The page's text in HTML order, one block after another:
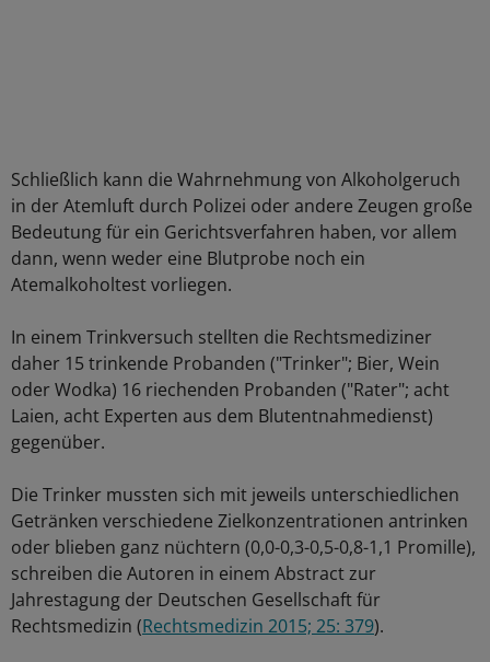
Schließlich kann die Wahrnehmung von Alkoholgeruch
in der Atemluft durch Polizei oder andere Zeugen große
Bedeutung für ein Gerichtsverfahren haben, vor allem
dann, wenn weder eine Blutprobe noch ein
Atemalkoholtest vorliegen.
In einem Trinkversuch stellten die Rechtsmediziner
daher 15 trinkende Probanden ("Trinker"; Bier, Wein
oder Wodka) 16 riechenden Probanden ("Rater"; acht
Laien, acht Experten aus dem Blutentnahmedienst)
gegenüber.
Die Trinker mussten sich mit jeweils unterschiedlichen
Getränken verschiedene Zielkonzentrationen antrinken
oder blieben ganz nüchtern (0,0-0,3-0,5-0,8-1,1 Promille),
schreiben die Autoren in einem Abstract zur
Jahrestagung der Deutschen Gesellschaft für
Rechtsmedizin (Rechtsmedizin 2015; 25: 379).